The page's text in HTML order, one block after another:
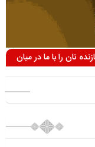
تان را با ما در میان